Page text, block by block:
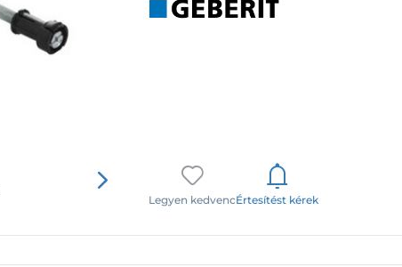
Legyen kedvencÉrtesítést kérek